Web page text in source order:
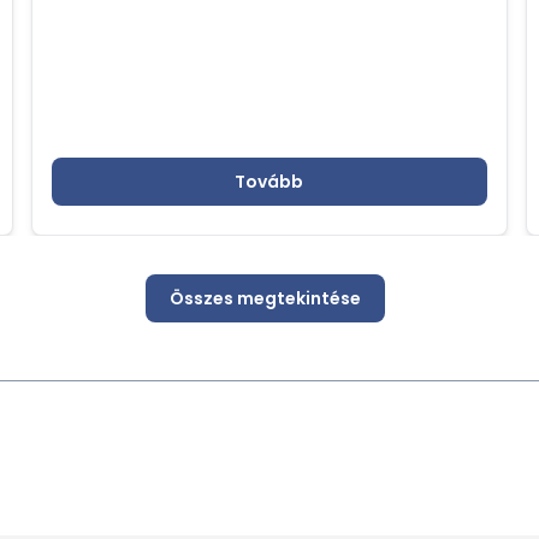
Tovább
Összes megtekintése